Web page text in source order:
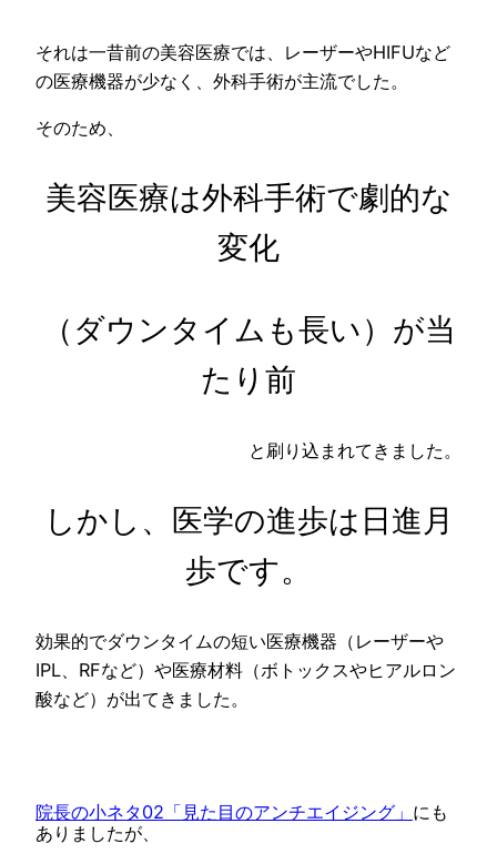
それは一昔前の美容医療では、レーザーやHIFUなど
の医療機器が少なく、外科手術が主流でした。
そのため、
美容医療は外科手術で劇的な
変化
（ダウンタイムも長い）が当
たり前
と刷り込まれてきました。
しかし、医学の進歩は日進月
歩です。
効果的でダウンタイムの短い医療機器（レーザーや
IPL、RFなど）や医療材料（ボトックスやヒアルロン
酸など）が出てきました。
院長の小ネタ02「見た目のアンチエイジング」 にも
ありましたが、